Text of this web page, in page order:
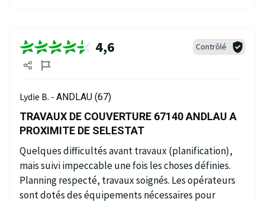
4,6 Contrôlé
Lydie B. - ANDLAU (67)
TRAVAUX DE COUVERTURE 67140 ANDLAU A
PROXIMITE DE SELESTAT
Quelques difficultés avant travaux (planification),
mais suivi impeccable une fois les choses définies.
Planning respecté, travaux soignés. Les opérateurs
sont dotés des équipements nécessaires pour